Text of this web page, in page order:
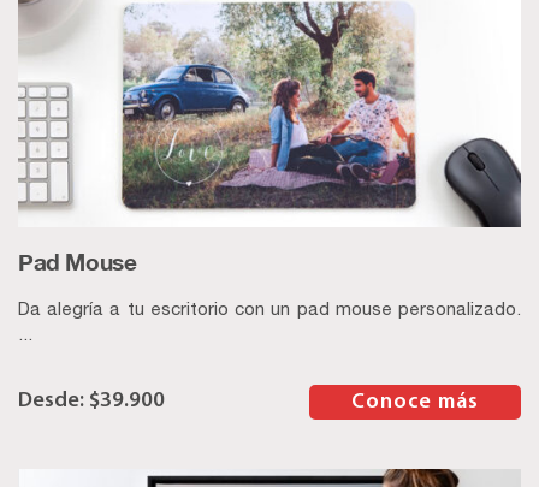
Pad Mouse
Da alegría a tu escritorio con un pad mouse personalizado.
$39.900 Conoce más